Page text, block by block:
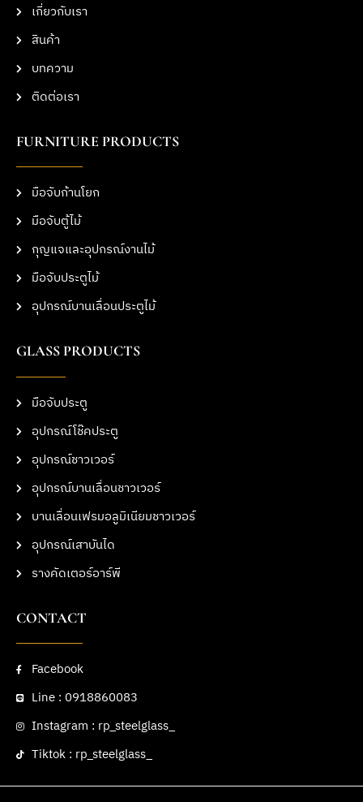
เกี่ยวกับเรา
สินค้า
บทความ
ติดต่อเรา
FURNITURE PRODUCTS
มือจับก้านโยก
มือจับตู้ไม้
กุญแจและอุปกรณ์งานไม้
มือจับประตูไม้
อุปกรณ์บานเลื่อนประตูไม้
GLASS PRODUCTS
มือจับประตู
อุปกรณ์โช๊คประตู
อุปกรณ์ชาวเวอร์
อุปกรณ์บานเลื่อนชาวเวอร์
บานเลื่อนเฟรมอลูมิเนียมชาวเวอร์
อุปกรณ์เสาบันได
รางคัดเตอร์อาร์พี
CONTACT
Facebook
Line : 0918860083
Instagram : rp_steelglass_
Tiktok : rp_steelglass_